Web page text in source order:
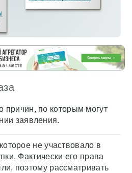
причин, по которым могут
заявления.
не участвовало в
Фактически его права
поэтому рассматривать